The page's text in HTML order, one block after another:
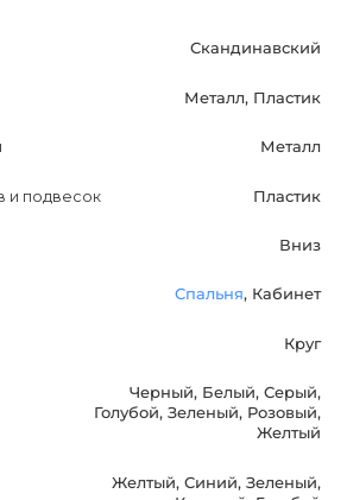
привлекает внимание
и яркими цветами. Обратите
в вашем доме или офисе.
Скандинавский
Металл, Пластик
Металл
и подвесок Пластик
Вниз
Спальня, Кабинет
Круг
Черный, Белый, Серый,
Голубой, Зеленый, Розовый,
Желтый
Желтый, Синий, Зеленый,